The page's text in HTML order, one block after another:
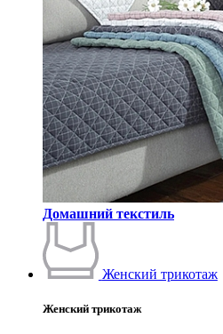
Домашний текстиль
Женский трикотаж
Женский трикотаж